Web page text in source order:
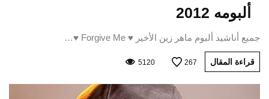
ألبومه 2012
جميع أناشيد ألبوم ماهر زين الأخير ♥ Forgive Me ♥…
قراءة المقال 267
5120